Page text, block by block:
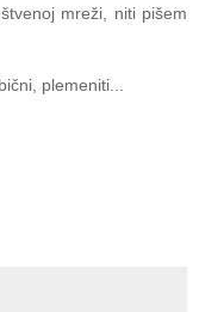
mreži, niti pišem
plemeniti...